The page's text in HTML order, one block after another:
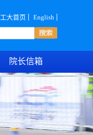
工大首页 English
院长信箱